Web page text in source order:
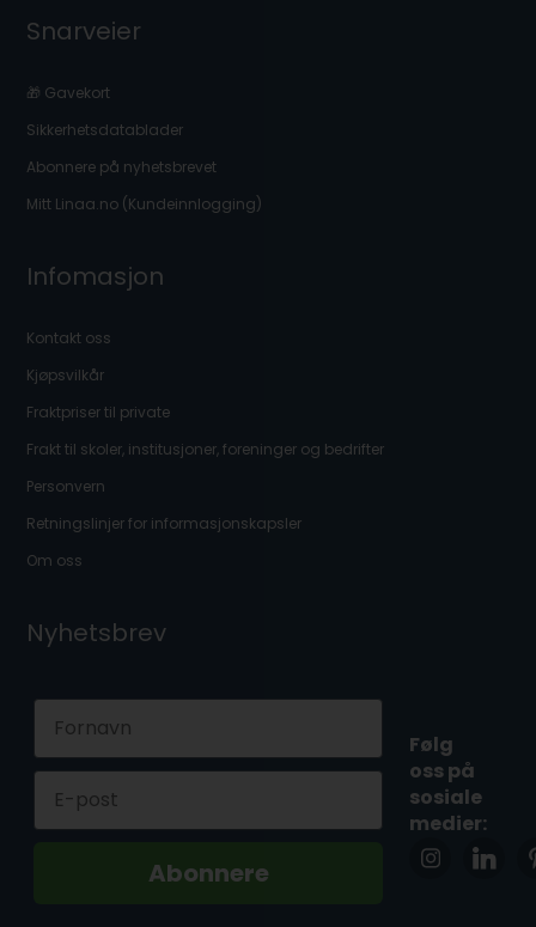
Snarveier
🎁 Gavekort
Sikkerhetsdatablader
Abonnere på nyhetsbrevet
Mitt Linaa.no (Kundeinnlogging)
Infomasjon
Kontakt oss
Kjøpsvilkår
Fraktpriser til private
Frakt til skoler, institusjoner, foreninger og bedrifter
Personvern
Retningslinjer for informasjonskapsler
Om oss
Nyhetsbrev
Abonnere
Følg
oss på
sosiale
medier: